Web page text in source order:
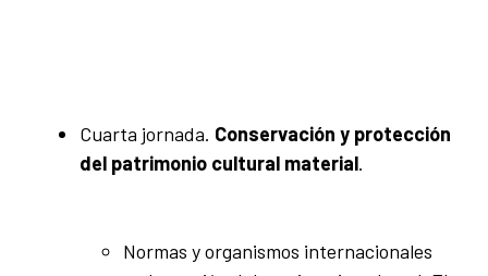
Cuarta jornada. Conservación y protección
del patrimonio cultural material.
Normas y organismos internacionales